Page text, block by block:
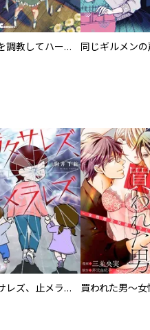
奴隷を調教してハーレム作る
満タサレズ、止メラレズ